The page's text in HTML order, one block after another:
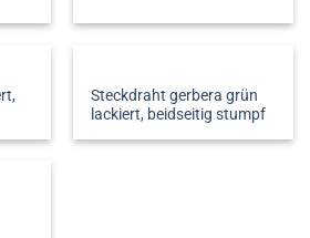
Steckdraht gerbera grün
lackiert, beidseitig stumpf